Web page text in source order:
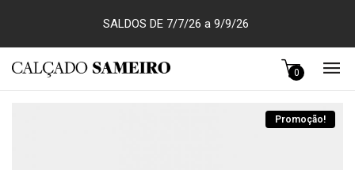
SALDOS DE 7/7/26 a 9/9/26
0
Promoção!